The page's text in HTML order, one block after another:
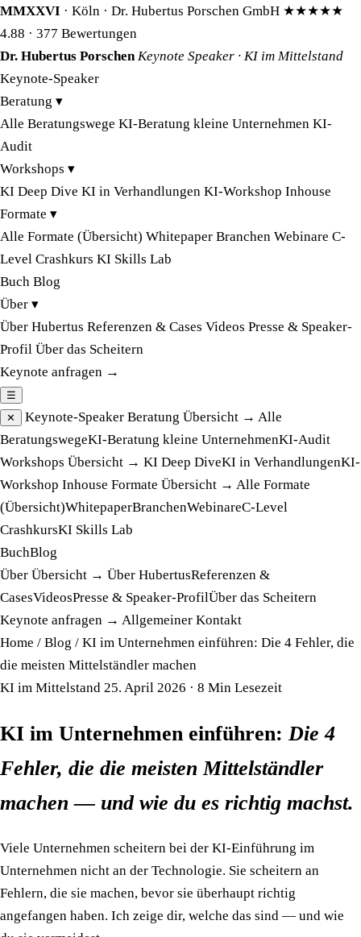
MMXXVI · Köln · Dr. Hubertus Porschen GmbH ★★★★★
4.88 · 377 Bewertungen
Dr. Hubertus Porschen Keynote Speaker · KI im Mittelstand
Keynote-Speaker
Beratung ▾
Alle Beratungswege KI-Beratung kleine Unternehmen KI-
Audit
Workshops ▾
KI Deep Dive KI in Verhandlungen KI-Workshop Inhouse
Formate ▾
Alle Formate (Übersicht) Whitepaper Branchen Webinare C-
Level Crashkurs KI Skills Lab
Buch Blog
Über ▾
Über Hubertus Referenzen & Cases Videos Presse & Speaker-
Profil Über das Scheitern
Keynote anfragen →
☰
✕
Keynote-Speaker Beratung Übersicht → Alle
BeratungswegeKI-Beratung kleine UnternehmenKI-Audit
Workshops Übersicht → KI Deep DiveKI in VerhandlungenKI-
Workshop Inhouse Formate Übersicht → Alle Formate
(Übersicht)WhitepaperBranchenWebinareC-Level
CrashkursKI Skills Lab
BuchBlog
Über Übersicht → Über HubertusReferenzen &
CasesVideosPresse & Speaker-ProfilÜber das Scheitern
Keynote anfragen → Allgemeiner Kontakt
Home / Blog / KI im Unternehmen einführen: Die 4 Fehler, die
die meisten Mittelständler machen
KI im Mittelstand 25. April 2026 · 8 Min Lesezeit
KI im Unternehmen einführen:Die 4
Fehler, die die meisten Mittelständler
machen — und wie du es richtig machst.
Viele Unternehmen scheitern bei der KI-Einführung im
Unternehmen nicht an der Technologie. Sie scheitern an
Fehlern, die sie machen, bevor sie überhaupt richtig
angefangen haben. Ich zeige dir, welche das sind — und wie